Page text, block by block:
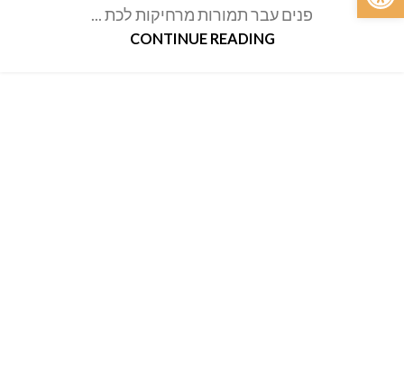
פנים עבר תמורות מרחיקות לכת ...
CONTINUE READING